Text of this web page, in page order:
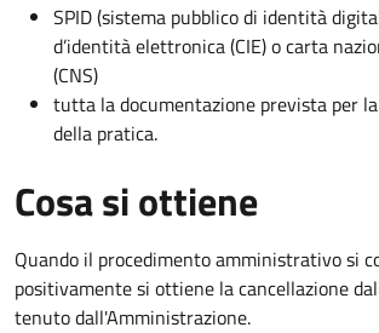
SPID (sistema pubblico di identità
d’identità elettronica (CIE) o carta
(CNS)
tutta la documentazione prevista per
della pratica.
Cosa si ottiene
Quando il procedimento amministrativo si
positivamente si ottiene la cancellazione
tenuto dall'Amministrazione.